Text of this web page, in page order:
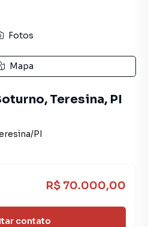
Fotos
Mapa
Teresina, PI
/PI
R$ 70.000,00
contato